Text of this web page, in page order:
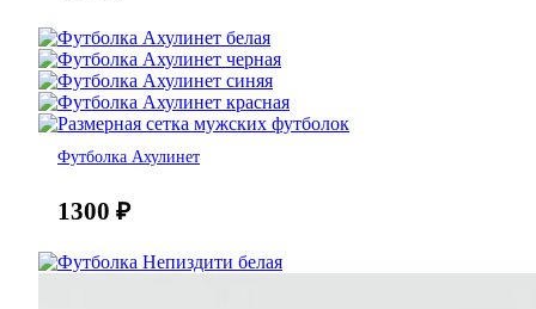
Футболка Ахулинет
1300 ₽